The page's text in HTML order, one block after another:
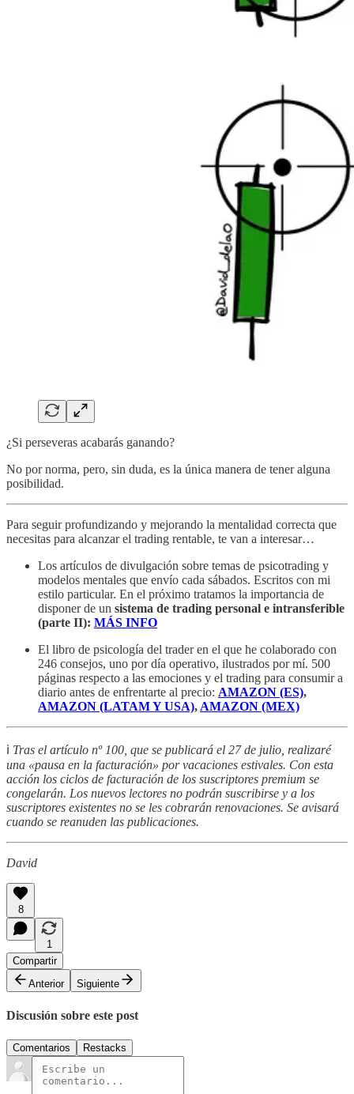
¿Si perseveras acabarás ganando?
No por norma, pero, sin duda, es la única manera de tener alguna
posibilidad.
Para seguir profundizando y mejorando la mentalidad correcta que
necesitas para alcanzar el trading rentable, te van a interesar…
Los artículos de divulgación sobre temas de psicotrading y
modelos mentales que envío cada sábados. Escritos con mi
estilo particular. En el próximo tratamos la importancia de
disponer de un sistema de trading personal e intransferible
(parte II): MÁS INFO
El libro de psicología del trader en el que he colaborado con
246 consejos, uno por día operativo, ilustrados por mí. 500
páginas respecto a las emociones y el trading para consumir a
diario antes de enfrentarte al precio: AMAZON (ES),
AMAZON (LATAM Y USA), AMAZON (MEX)
ℹ️ Tras el artículo nº 100, que se publicará el 27 de julio, realizaré
una «pausa en la facturación» por vacaciones estivales. Con esta
acción los ciclos de facturación de los suscriptores premium se
congelarán. Los nuevos lectores no podrán suscribirse y a los
suscriptores existentes no se les cobrarán renovaciones. Se avisará
cuando se reanuden las publicaciones.
David
8
1
Compartir
Anterior
Siguiente
Discusión sobre este post
Comentarios Restacks